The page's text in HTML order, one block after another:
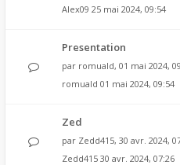
Alex09 25 mai 2024, 09:54
Presentation
par romuald, 01 mai 2024,
romuald 01 mai 2024, 09:54
Zed
par Zedd415, 30 avr. 2024,
Zedd415 30 avr. 2024, 07:26